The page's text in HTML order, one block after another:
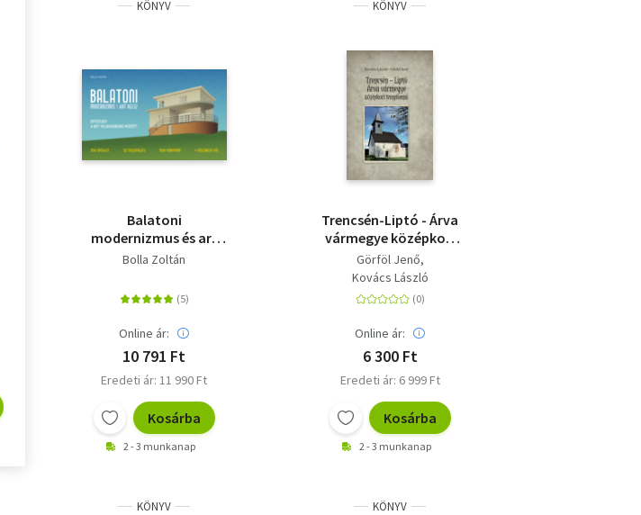
KÖNYV
Balatoni
modernizmus és art
deco - Építészet a két
Bolla Zoltán
Online ár:
10 791 Ft
Eredeti ár: 11 990 Ft
Kosárba
2 - 3 munkanap
KÖNYV
Trencsén-Liptó - Árva
vármegye középkori
templomai
Görföl Jenő
Kovács László
Online ár:
6 300 Ft
Eredeti ár: 6 999 Ft
Kosárba
2 - 3 munkanap
KÖNYV KÖNYV